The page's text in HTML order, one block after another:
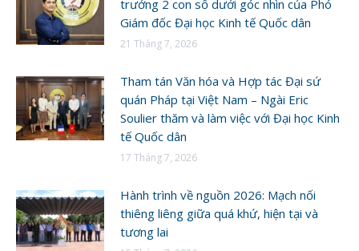
trưởng 2 con số dưới góc nhìn của Phó
Giám đốc Đại học Kinh tế Quốc dân
21 Tháng 7, 2026
Tham tán Văn hóa và Hợp tác Đại sứ
quán Pháp tại Việt Nam – Ngài Eric
Soulier thăm và làm việc với Đại học Kinh
tế Quốc dân
17 Tháng 7, 2026
Hành trình về nguồn 2026: Mạch nối
thiêng liêng giữa quá khứ, hiện tại và
tương lai